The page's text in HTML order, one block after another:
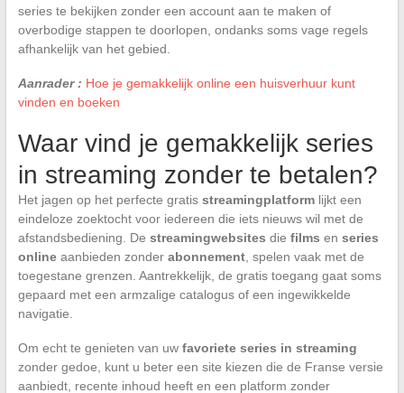
series te bekijken zonder een account aan te maken of
overbodige stappen te doorlopen, ondanks soms vage regels
afhankelijk van het gebied.
Aanrader : Hoe je gemakkelijk online een huisverhuur kunt
vinden en boeken
Waar vind je gemakkelijk series
in streaming zonder te betalen?
Het jagen op het perfecte gratis streamingplatformlijkt een
eindeloze zoektocht voor iedereen die iets nieuws wil met de
afstandsbediening. De streamingwebsites die films en series
onlineaanbieden zonder abonnement, spelen vaak met de
toegestane grenzen. Aantrekkelijk, de gratis toegang gaat soms
gepaard met een armzalige catalogus of een ingewikkelde
navigatie.
Om echt te genieten van uw favoriete series in streaming
zonder gedoe, kunt u beter een site kiezen die de Franse versie
aanbiedt, recente inhoud heeft en een platform zonder